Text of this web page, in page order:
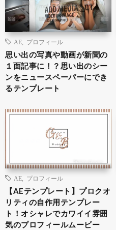
AE プロフィール
思い出の写真や動画が新聞の
１面記事に！？思い出のシー
ンをニュースペーパーにでき
るテンプレート
AE プロフィール
【AEテンプレート】プロクオ
リティの自作用テンプレー
ト！オシャレでカワイイ雰囲
気のプロフィールムービー